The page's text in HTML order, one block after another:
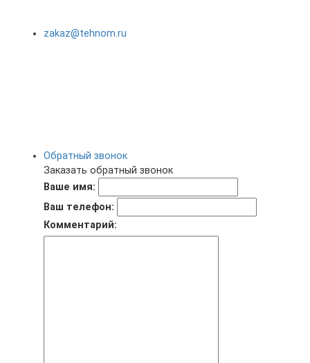
zakaz@tehnom.ru
Обратный звонок
Заказать обратный звонок
Ваше имя:
Ваш телефон:
Комментарий: